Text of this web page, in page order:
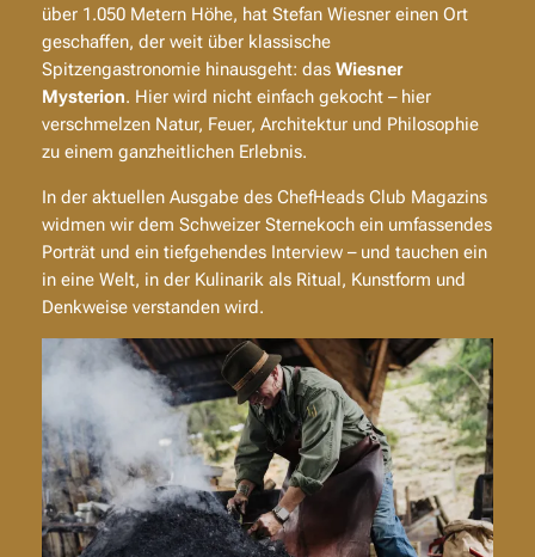
über 1.050 Metern Höhe, hat Stefan Wiesner einen Ort
geschaffen, der weit über klassische
Spitzengastronomie hinausgeht: das Wiesner
Mysterion. Hier wird nicht einfach gekocht – hier
verschmelzen Natur, Feuer, Architektur und Philosophie
zu einem ganzheitlichen Erlebnis.
In der aktuellen Ausgabe des ChefHeads Club Magazins
widmen wir dem Schweizer Sternekoch ein umfassendes
Porträt und ein tiefgehendes Interview – und tauchen ein
in eine Welt, in der Kulinarik als Ritual, Kunstform und
Denkweise verstanden wird.